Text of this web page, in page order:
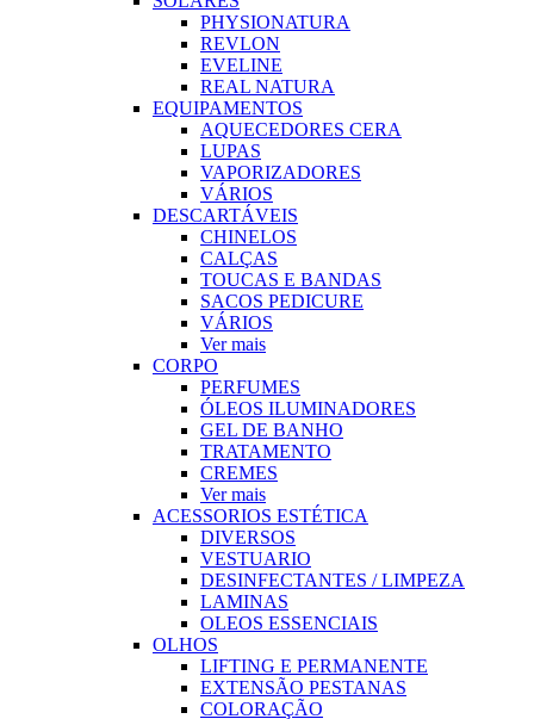
PHYSIONATURA
REVLON
EVELINE
REAL NATURA
EQUIPAMENTOS
AQUECEDORES CERA
LUPAS
VAPORIZADORES
VÁRIOS
DESCARTÁVEIS
CHINELOS
CALÇAS
TOUCAS E BANDAS
SACOS PEDICURE
VÁRIOS
Ver mais
CORPO
PERFUMES
ÓLEOS ILUMINADORES
GEL DE BANHO
TRATAMENTO
CREMES
Ver mais
ACESSORIOS ESTÉTICA
DIVERSOS
VESTUARIO
DESINFECTANTES / LIMPEZA
LAMINAS
OLEOS ESSENCIAIS
OLHOS
LIFTING E PERMANENTE
EXTENSÃO PESTANAS
COLORAÇÃO